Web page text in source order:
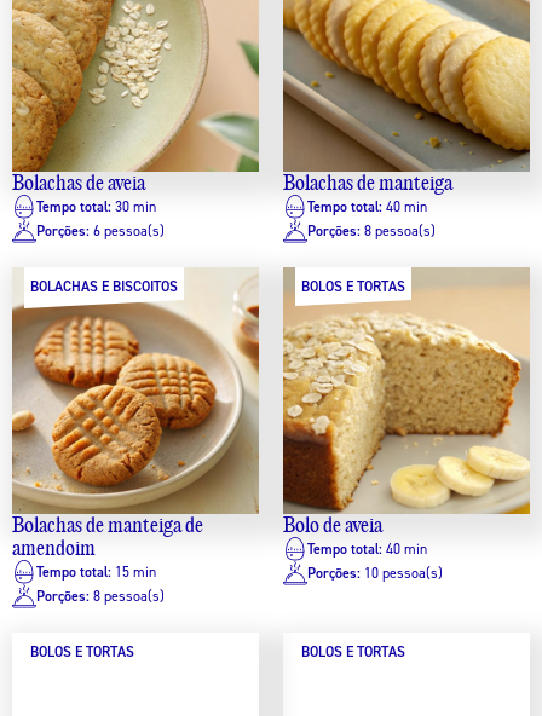
Bolachas de aveia
Tempo total: 30 min
Porções: 6 pessoa(s)
Bolachas de manteiga
Tempo total: 40 min
Porções: 8 pessoa(s)
BOLACHAS E BISCOITOS
Bolachas de manteiga de
amendoim
Tempo total: 15 min
Porções: 8 pessoa(s)
BOLOS E TORTAS
Bolo de aveia
Tempo total: 40 min
Porções: 10 pessoa(s)
BOLOS E TORTAS BOLOS E TORTAS